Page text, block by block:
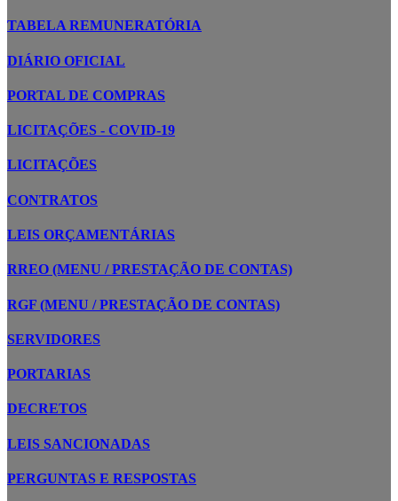
TABELA REMUNERATÓRIA
DIÁRIO OFICIAL
PORTAL DE COMPRAS
LICITAÇÕES - COVID-19
LICITAÇÕES
CONTRATOS
LEIS ORÇAMENTÁRIAS
RREO (MENU / PRESTAÇÃO DE CONTAS)
RGF (MENU / PRESTAÇÃO DE CONTAS)
SERVIDORES
PORTARIAS
DECRETOS
LEIS SANCIONADAS
PERGUNTAS E RESPOSTAS